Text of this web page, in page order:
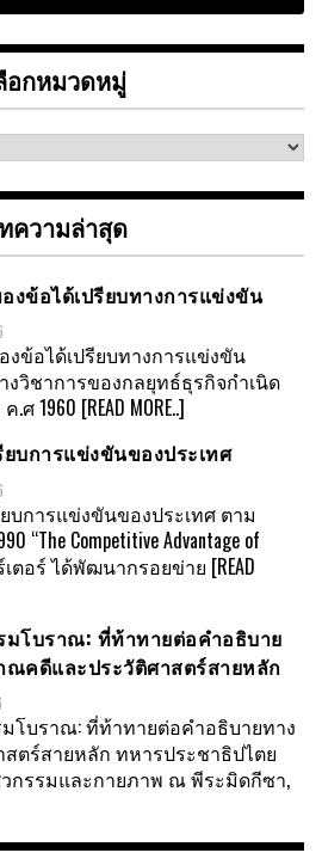
อกหมวดหมู่
ความล่าสุด
งข้อได้เปรียบทางการแข่งขัน
ข้อได้เปรียบทางการแข่งขัน
วิชาการของกลยุทธ์ธุรกิจกำเนิด
.ศ 1960 [READ MORE..]
ยบการแข่งขันของประเทศ
บการแข่งขันของประเทศ ตาม
“The Competitive Advantage of
เตอร์ ได้พัฒนากรอยข่าย [READ
มโบราณ: ที่ท้าทายต่อคำอธิบาย
ณคดีและประวัติศาสตร์สายหลัก
มโบราณ: ที่ท้าทายต่อคำอธิบายทาง
ตร์สายหลัก ทหารประชาธิปไตย
กรรมและกายภาพ ณ พีระมิดกีซา,